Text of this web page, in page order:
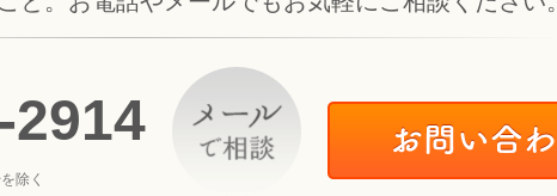
-2914
除く